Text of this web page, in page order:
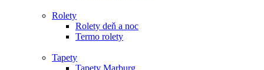
Rolety
Rolety deň a noc
Termo rolety
Tapety
Tapety Marburg